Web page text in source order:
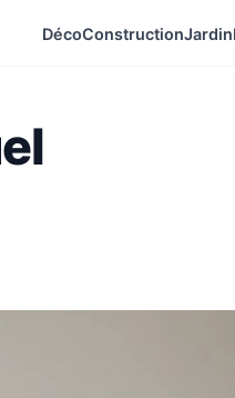
DécoConstructionJardin